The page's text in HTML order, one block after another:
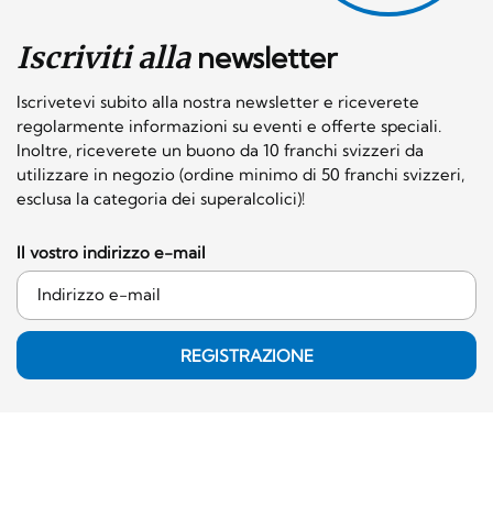
Iscriviti allanewsletter
Iscrivetevi subito alla nostra newsletter e riceverete
regolarmente informazioni su eventi e offerte speciali.
Inoltre, riceverete un buono da 10 franchi svizzeri da
utilizzare in negozio (ordine minimo di 50 franchi svizzeri,
esclusa la categoria dei superalcolici)!
Il vostro indirizzo e-mail
REGISTRAZIONE